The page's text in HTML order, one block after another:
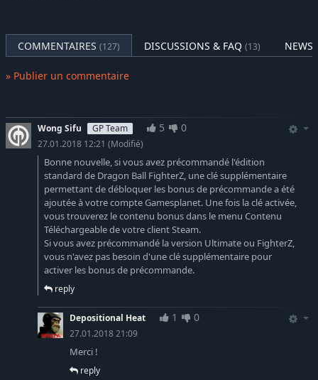
COMMENTAIRES (127) DISCUSSIONS & FAQ (13) NEWS
» Publier un commentaire
Wong Sifu GP Team 5 0
27.01.2018 12:21 (Modifié)
Bonne nouvelle, si vous avez précommandé l'édition
standard de Dragon Ball FighterZ, une clé supplémentaire
permettant de débloquer les bonus de précommande a été
ajoutée à votre compte Gamesplanet. Une fois la clé activée,
vous trouverez le contenu bonus dans le menu Contenu
Téléchargeable de votre client Steam.
Si vous avez précommandé la version Ultimate ou FighterZ,
vous n'avez pas besoin d'une clé supplémentaire pour
activer les bonus de précommande.
reply
Depositional Heat 1 0
27.01.2018 21:09
Merci !
reply